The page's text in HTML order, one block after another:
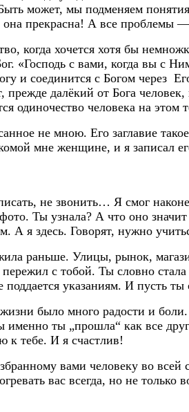
может, мы подменяем
прекрасна! А все проблемы
когда хочется хотя бы
«Господь с вами, когда вы с
и соединится с Богом через
далёкий от Бога
одиночество человека на этом
не мною. Его заглавие
мне женщине, и я записал
не звонить… Я смог
Ты узнала? А что оно
А я здесь. Говорят, нужно
раньше. Улицы, рынок,
с тобой. Ты словно
указаниям. И пусть
было много радости и
именно ты „прошла“ как все
к тебе. И я счастлив!
вами человеку во всей
вас всегда, но не